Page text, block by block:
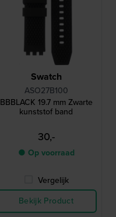
Swatch
ASO27B100
BBBLACK 19.7 mm Zwarte
kunststof band
30,-
● Op voorraad
Vergelijk
Bekijk Product